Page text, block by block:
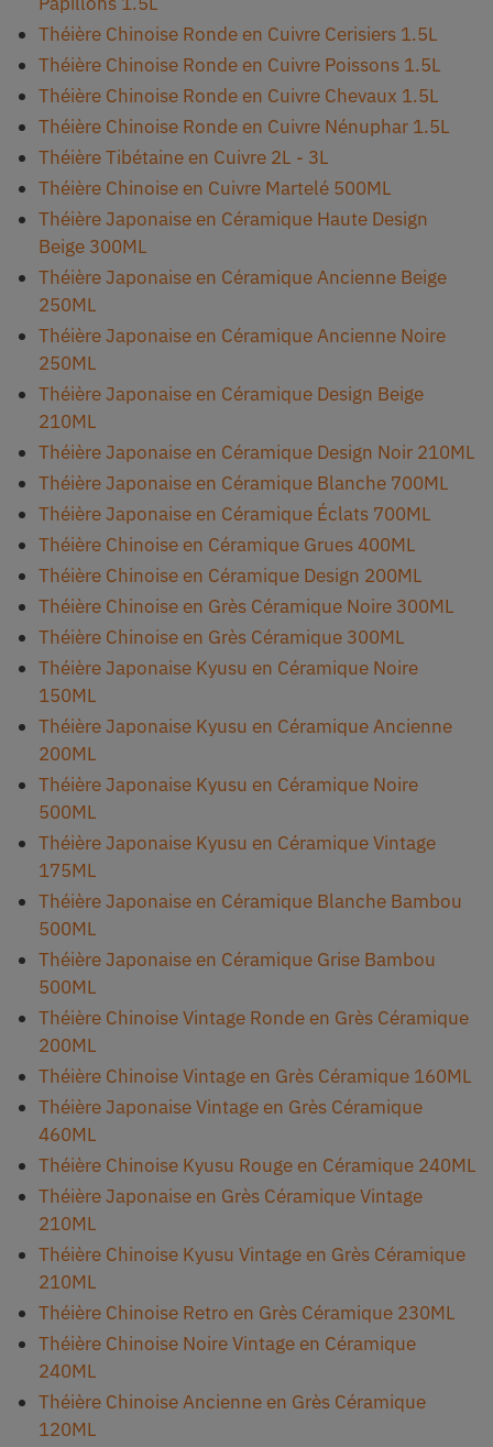
Théière Chinoise Ronde en Cuivre Cerisiers 1.5L
Théière Chinoise Ronde en Cuivre Poissons 1.5L
Théière Chinoise Ronde en Cuivre Chevaux 1.5L
Théière Chinoise Ronde en Cuivre Nénuphar 1.5L
Théière Tibétaine en Cuivre 2L - 3L
Théière Chinoise en Cuivre Martelé 500ML
Théière Japonaise en Céramique Haute Design
Beige 300ML
Théière Japonaise en Céramique Ancienne Beige
250ML
Théière Japonaise en Céramique Ancienne Noire
250ML
Théière Japonaise en Céramique Design Beige
210ML
Théière Japonaise en Céramique Design Noir 210ML
Théière Japonaise en Céramique Blanche 700ML
Théière Japonaise en Céramique Éclats 700ML
Théière Chinoise en Céramique Grues 400ML
Théière Chinoise en Céramique Design 200ML
Théière Chinoise en Grès Céramique Noire 300ML
Théière Chinoise en Grès Céramique 300ML
Théière Japonaise Kyusu en Céramique Noire
150ML
Théière Japonaise Kyusu en Céramique Ancienne
200ML
Théière Japonaise Kyusu en Céramique Noire
500ML
Théière Japonaise Kyusu en Céramique Vintage
175ML
Théière Japonaise en Céramique Blanche Bambou
500ML
Théière Japonaise en Céramique Grise Bambou
500ML
Théière Chinoise Vintage Ronde en Grès Céramique
200ML
Théière Chinoise Vintage en Grès Céramique 160ML
Théière Japonaise Vintage en Grès Céramique
460ML
Théière Chinoise Kyusu Rouge en Céramique 240ML
Théière Japonaise en Grès Céramique Vintage
210ML
Théière Chinoise Kyusu Vintage en Grès Céramique
210ML
Théière Chinoise Retro en Grès Céramique 230ML
Théière Chinoise Noire Vintage en Céramique
240ML
Théière Chinoise Ancienne en Grès Céramique
120ML